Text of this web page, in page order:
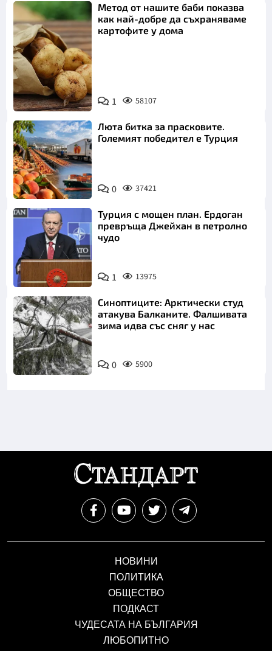
Снимка:
Пиксабей
Метод от нашите баби показва
как най-добре да съхраняваме
картофите у дома
1 58107
Люта битка за прасковите.
Големият победител е Турция
0 37421
Турция с мощен план. Ердоган
превръща Джейхан в петролно
чудо
1 13975
Синоптиците: Арктически студ
атакува Балканите. Фалшивата
зима идва със сняг у нас
0 5900
НОВИНИ
ПОЛИТИКА
ОБЩЕСТВО
ПОДКАСТ
ЧУДЕСАТА НА БЪЛГАРИЯ
ЛЮБОПИТНО